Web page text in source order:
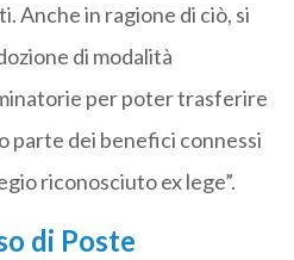
Anche in ragione di ciò, si
di modalità
per poter trasferire
parte dei benefici connessi
riconosciuto ex lege”.
di Poste